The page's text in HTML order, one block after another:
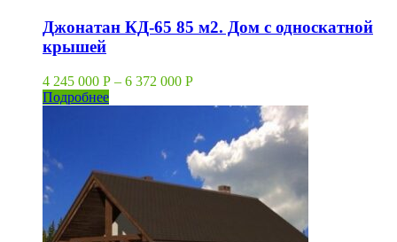
Джонатан КД-65 85 м2. Дом с односкатной
крышей
4 245 000 Р – 6 372 000 Р
Подробнее